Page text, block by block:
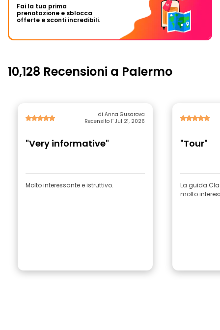
Fai la tua prima
prenotazione e sblocca
offerte e sconti incredibili.
10,128 Recensioni a Palermo
di Anna Gusarova
Recensito l’ Jul 21, 2026
"Very informative"
Molto interessante e istruttivo.
"Tour"
La guida
molto